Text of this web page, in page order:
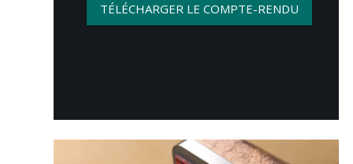
TÉLÉCHARGER LE COMPTE-RENDU